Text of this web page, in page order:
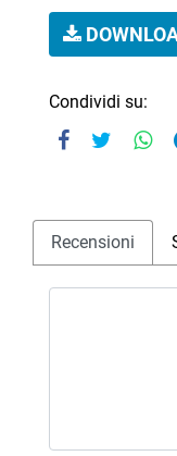
Condividi su:
Recensioni